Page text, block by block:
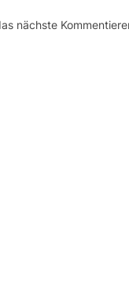
nächste